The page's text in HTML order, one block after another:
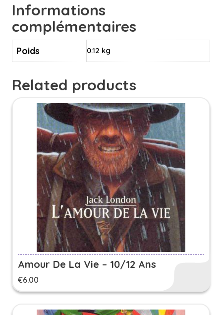
Informations
complémentaires
Poids 0.12 kg
Related products
Amour De La Vie – 10/12 Ans
€6.00